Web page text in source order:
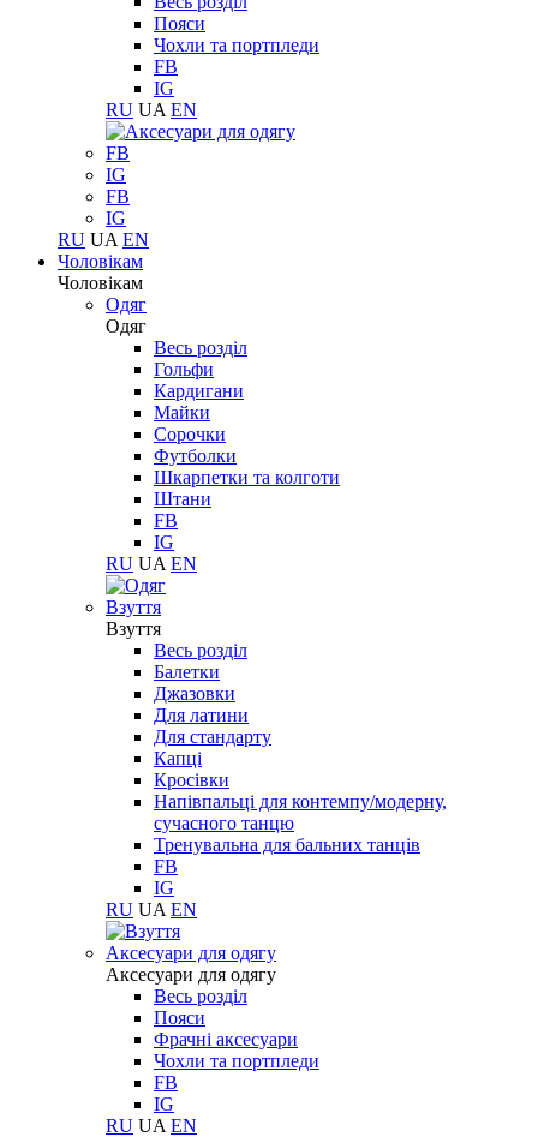
Пояси
Чохли та портпледи
FB
IG
RU UA EN
FB
IG
FB
IG
RU UA EN
Чоловікам
Чоловікам
Одяг
Одяг
Весь розділ
Гольфи
Кардигани
Майки
Сорочки
Футболки
Шкарпетки та колготи
Штани
FB
IG
RU UA EN
Взуття
Взуття
Весь розділ
Балетки
Джазовки
Для латини
Для стандарту
Капці
Кросівки
Напівпальці для контемпу/модерну,
сучасного танцю
Тренувальна для бальних танців
FB
IG
RU UA EN
Aксесуари для одягу
Aксесуари для одягу
Весь розділ
Пояси
Фрачні аксесуари
Чохли та портпледи
FB
IG
RU UA EN